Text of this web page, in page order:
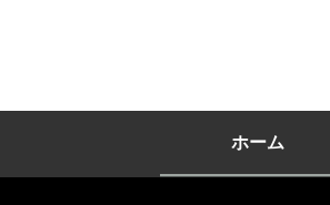
ホーム